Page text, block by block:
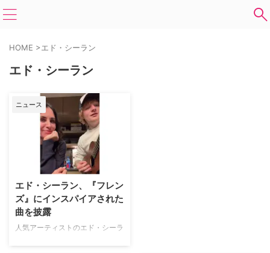
HOME >エド・シーラン
エド・シーラン
ニュース
エド・シーラン、『フレン
ズ』にインスパイアされた
曲を披露
人気アーティストのエド・シーラ